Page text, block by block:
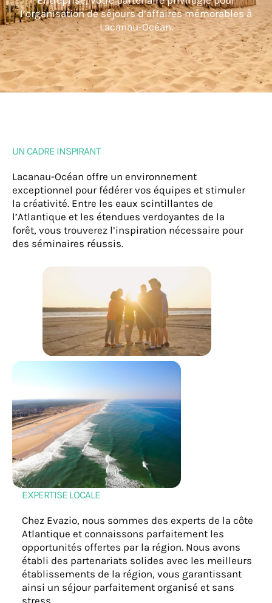
l’organisation de séjours d’affaires mémorables à
Lacanau-Océan.
UN CADRE INSPIRANT
Lacanau-Océan offre un environnement
exceptionnel pour fédérer vos équipes et stimuler
la créativité. Entre les eaux scintillantes de
l’Atlantique et les étendues verdoyantes de la
forêt, vous trouverez l’inspiration nécessaire pour
des séminaires réussis.
EXPERTISE LOCALE
Chez Evazio, nous sommes des experts de la côte
Atlantique et connaissons parfaitement les
opportunités offertes par la région. Nous avons
établi des partenariats solides avec les meilleurs
établissements de la région, vous garantissant
ainsi un séjour parfaitement organisé et sans
stress.